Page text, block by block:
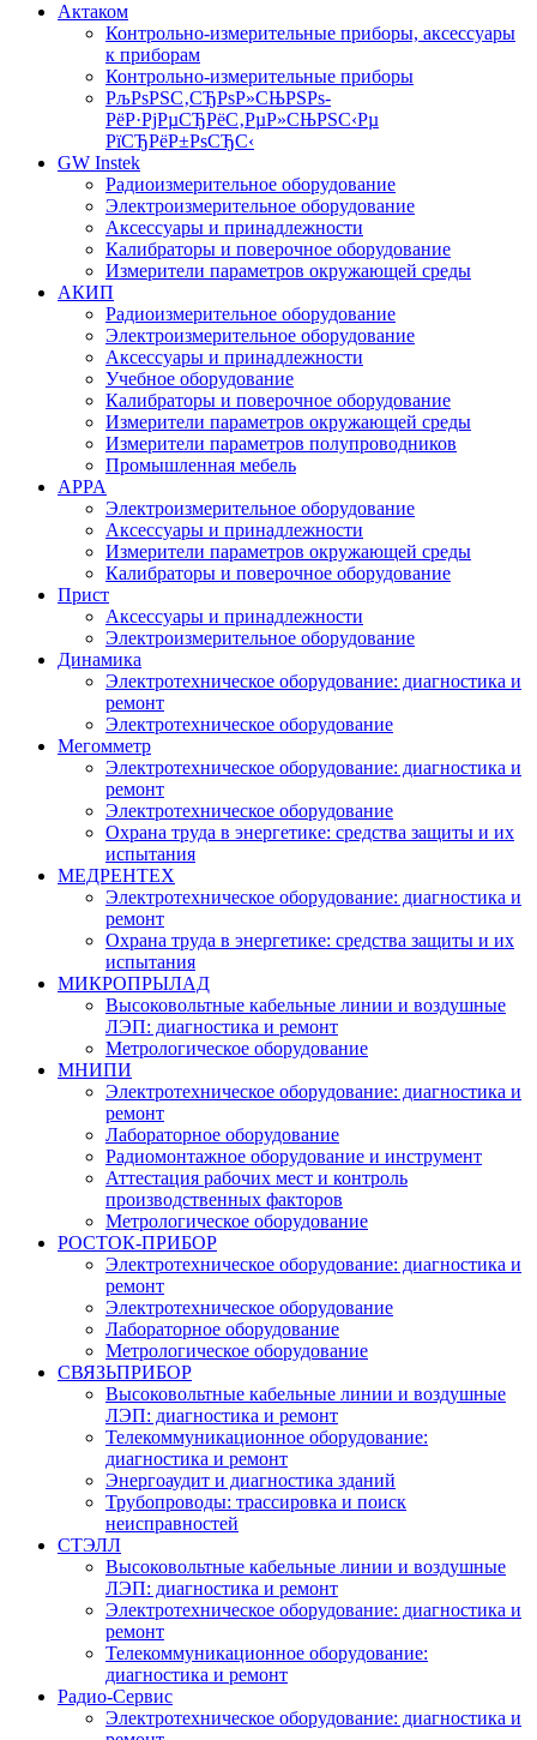
Актаком
Контрольно-измерительные приборы, аксессуары
к приборам
Контрольно-измерительные приборы
РљРѕРЅС‚СЂРѕР»СЊРЅРѕ-
РёР·РјРµСЂРёС‚РµР»СЊРЅС‹Рµ
РїСЂРёР±РѕСЂС‹
GW Instek
Радиоизмерительное оборудование
Электроизмерительное оборудование
Аксессуары и принадлежности
Калибраторы и поверочное оборудование
Измерители параметров окружающей среды
АКИП
Радиоизмерительное оборудование
Электроизмерительное оборудование
Аксессуары и принадлежности
Учебное оборудование
Калибраторы и поверочное оборудование
Измерители параметров окружающей среды
Измерители параметров полупроводников
Промышленная мебель
APPA
Электроизмерительное оборудование
Аксессуары и принадлежности
Измерители параметров окружающей среды
Калибраторы и поверочное оборудование
Прист
Аксессуары и принадлежности
Электроизмерительное оборудование
Динамика
Электротехническое оборудование: диагностика и
ремонт
Электротехническое оборудование
Мегомметр
Электротехническое оборудование: диагностика и
ремонт
Электротехническое оборудование
Охрана труда в энергетике: средства защиты и их
испытания
МЕДРЕНТЕХ
Электротехническое оборудование: диагностика и
ремонт
Охрана труда в энергетике: средства защиты и их
испытания
МИКРОПРЫЛАД
Высоковольтные кабельные линии и воздушные
ЛЭП: диагностика и ремонт
Метрологическое оборудование
МНИПИ
Электротехническое оборудование: диагностика и
ремонт
Лабораторное оборудование
Радиомонтажное оборудование и инструмент
Аттестация рабочих мест и контроль
производственных факторов
Метрологическое оборудование
РОСТОК-ПРИБОР
Электротехническое оборудование: диагностика и
ремонт
Электротехническое оборудование
Лабораторное оборудование
Метрологическое оборудование
СВЯЗЬПРИБОР
Высоковольтные кабельные линии и воздушные
ЛЭП: диагностика и ремонт
Телекоммуникационное оборудование:
диагностика и ремонт
Энергоаудит и диагностика зданий
Трубопроводы: трассировка и поиск
неисправностей
СТЭЛЛ
Высоковольтные кабельные линии и воздушные
ЛЭП: диагностика и ремонт
Электротехническое оборудование: диагностика и
ремонт
Телекоммуникационное оборудование:
диагностика и ремонт
Радио-Cервис
Электротехническое оборудование: диагностика и